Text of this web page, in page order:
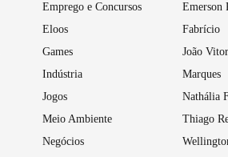
Emprego e Concursos
Eloos
Games
Indústria
Jogos
Meio Ambiente
Negócios
Emerson
Fabrício
João
Marques
Nathália
Thiago